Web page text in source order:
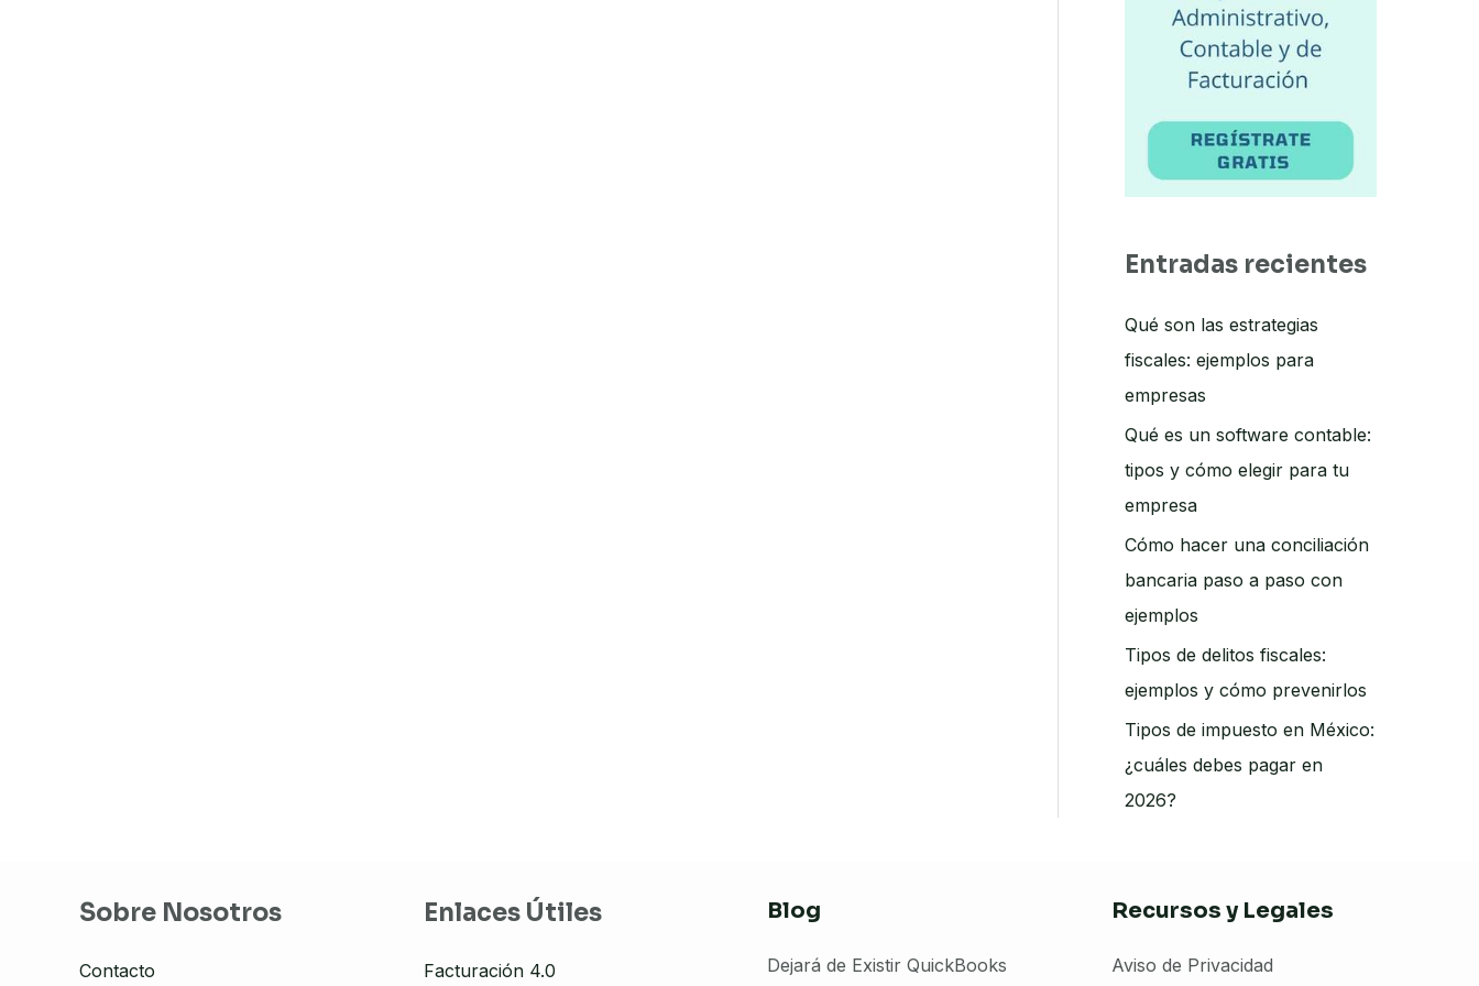
Entradas recientes
Qué son las estrategias
fiscales: ejemplos para
empresas
Qué es un software contable:
tipos y cómo elegir para tu
empresa
Cómo hacer una conciliación
bancaria paso a paso con
ejemplos
Tipos de delitos fiscales:
ejemplos y cómo prevenirlos
Tipos de impuesto en México:
¿cuáles debes pagar en
2026?
Sobre Nosotros
Contacto
Enlaces Útiles
Facturación 4.0
Blog
Dejará de Existir QuickBooks
Recursos y Legales
Aviso de Privacidad